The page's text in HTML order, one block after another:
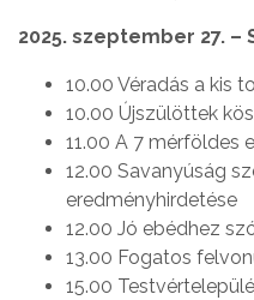
2025. szeptember 27. –
10.00 Véradás a kis
10.00 Újszülöttek
11.00 A 7 mérföldes
12.00 Savanyúság
eredményhirdetése
12.00 Jó ebédhez
13.00 Fogatos
15.00